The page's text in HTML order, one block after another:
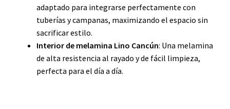
adaptado para integrarse perfectamente con
tuberías y campanas, maximizando el espacio sin
sacrificar estilo.
Interior de melamina Lino Cancún: Una melamina
de alta resistencia al rayado y de fácil limpieza,
perfecta para el día a día.